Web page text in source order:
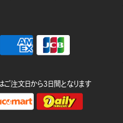
注文日から3日間となります